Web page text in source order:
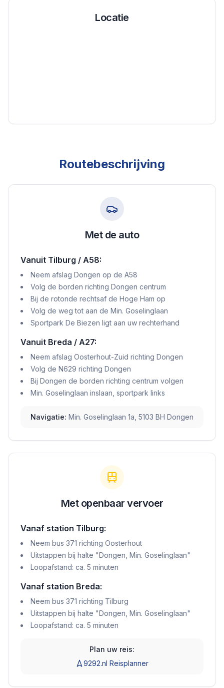
Locatie
Routebeschrijving
Met de auto
Vanuit Tilburg / A58:
Neem afslag Dongen op de A58
Volg de borden richting Dongen centrum
Bij de rotonde rechtsaf de Hoge Ham op
Volg de weg tot aan de Min. Goselinglaan
Sportpark De Biezen ligt aan uw rechterhand
Vanuit Breda / A27:
Neem afslag Oosterhout-Zuid richting Dongen
Volg de N629 richting Dongen
Bij Dongen de borden richting centrum volgen
Min. Goselinglaan inslaan, sportpark links
Navigatie: Min. Goselinglaan 1a, 5103 BH Dongen
Met openbaar vervoer
Vanaf station Tilburg:
Neem bus 371 richting Oosterhout
Uitstappen bij halte "Dongen, Min. Goselinglaan"
Loopafstand: ca. 5 minuten
Vanaf station Breda:
Neem bus 371 richting Tilburg
Uitstappen bij halte "Dongen, Min. Goselinglaan"
Loopafstand: ca. 5 minuten
Plan uw reis:
9292.nl Reisplanner